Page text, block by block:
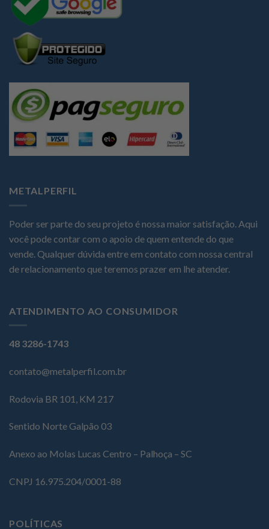
METALPERFIL
Poder ser parte do seu projeto é nossa maior satisfação. Aqui
você pode contar com o apoio de quem entende do que
vende. Qualquer dúvida entre em contato com nossa central
de relacionamento que teremos prazer em lhe atender.
ATENDIMENTO AO CONSUMIDOR
48 3286-1743
contato@metalperfil.com.br
Rodovia BR 101, KM 217
Sentido Norte Galpão 03
Anexo ao Molas Lucas Centro – Palhoça – SC
CNPJ 16.975.204/0001-88
POLÍTICAS